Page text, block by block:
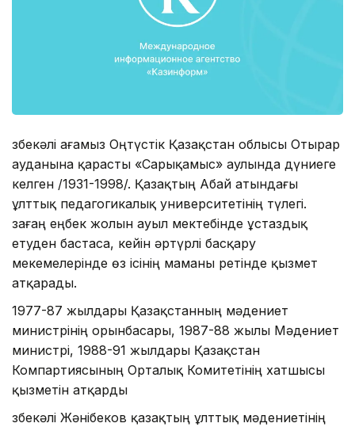
Өзбекәлі ағамыз Оңтүстік Қазақстан облысы Отырар
ауданына қарасты «Сарықамыс» аулында дүниеге
келген /1931-1998/. Қазақтың Абай атындағы
ұлттық педагогикалық университетінің түлегі.
Өзағаң еңбек жолын ауыл мектебінде ұстаздық
етуден бастаса, кейін әртүрлі басқару
мекемелерінде өз ісінің маманы ретінде қызмет
атқарады.
1977-87 жылдары Қазақстанның мәдениет
министрінің орынбасары, 1987-88 жылы Мәдениет
министрі, 1988-91 жылдары Қазақстан
Компартиясының Орталық Комитетінің хатшысы
қызметін атқарды
Өзбекәлі Жәнібеков қазақтың ұлттық мәдениетінің